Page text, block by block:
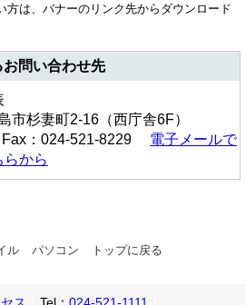
方は、バナーのリンク先からダウンロード
問い合わせ先
市杉妻町2-16（西庁舎6F）
：024-521-8229 電子メールで
から
ル パソコン トップに戻る